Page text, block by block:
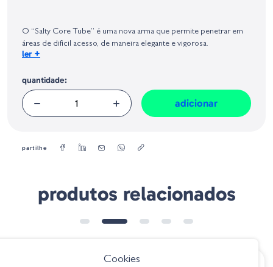
O “Salty Core Tube” é uma nova arma que permite penetrar em
áreas de dificil acesso, de maneira elegante e vigorosa.
Tamanho:4,25''
Quantidade:
ler +
quantidade:
adicionar
partilhe
produtos relacionados
Cookies